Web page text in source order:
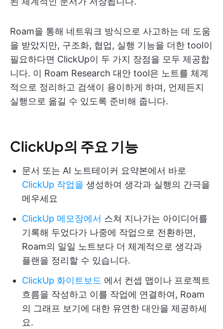
Roam을 통해 네트워크 방식으로 사고하는 데 도움
을 받았지만, 구조화, 협업, 실행 기능을 더한 tool이
필요하다면 ClickUp이 두 가지 장점을 모두 제공합
니다. 이 Roam Research 대안 tool은 노트를 체계
적으로 정리하고 검색이 용이하게 하며, 언제든지
실행으로 옮길 수 있도록 준비해 줍니다.
ClickUp의 주요 기능
문서 또는 AI 노트테이커 요약본에서 바로
ClickUp 작업을 생성하여 생각과 실행의 간극을
메우세요
ClickUp 메모장에서 스쳐 지나가는 아이디어를
기록해 두었다가 나중에 작업으로 전환하면,
Roam의 일일 노트보다 더 체계적으로 생각과
플랜을 정리할 수 있습니다.
ClickUp 화이트보드 에서 컨셉 맵이나 프로젝트
흐름을 작성하고 이를 작업에 연결하여, Roam
의 그래프 보기에 대한 유연한 대안을 제공하세
요.